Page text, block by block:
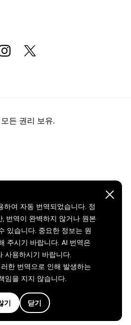
하여 자동 번역되었습니다. 정
번역이 완벽하지 않거나 원본
있습니다. 중요한 정보는 원
주시기 바랍니다. AI 번역은
사용하시기 바랍니다.
한 번역으로 인해 발생하는
임을 지지 않습니다.
기 닫기
든 권리 보유.